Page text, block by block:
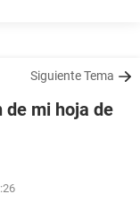
Siguiente Tema
de mi hoja de